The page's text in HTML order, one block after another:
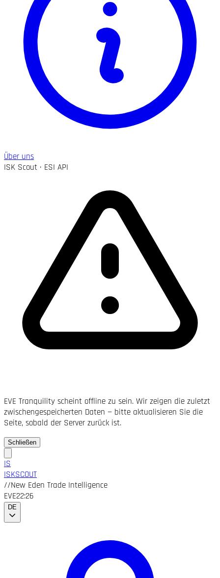
Über uns
ISK Scout · ESI API
EVE Tranquility scheint offline zu sein. Wir zeigen die zuletzt
zwischengespeicherten Daten — bitte aktualisieren Sie die
Seite, sobald der Server zurück ist.
Schließen
IS
ISKSCOUT
//New Eden Trade Intelligence
EVE22:26
DE